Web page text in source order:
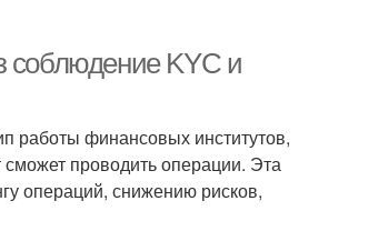
соблюдение KYC и
работы финансовых институтов,
сможет проводить операции. Эта
операций, снижению рисков,